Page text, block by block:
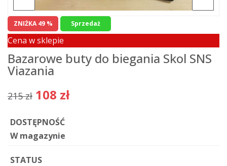
ZNIŻKA 49 % Sprzedaż
Cena w sklepie
Bazarowe buty do biegania Skol SNS
Viazania
215 zł 108 zł
DOSTĘPNOŚĆ
W magazynie
STATUS